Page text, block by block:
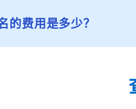
的费用是多少？